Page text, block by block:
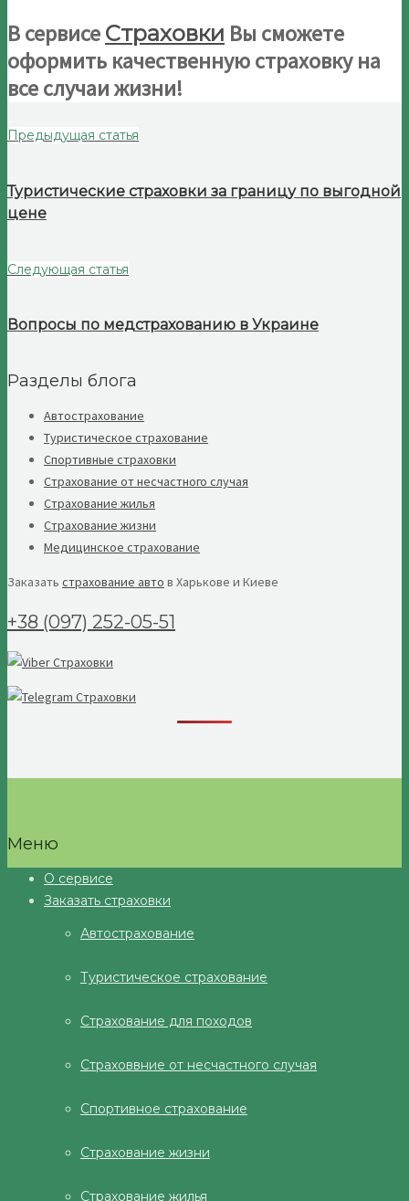
В сервисе Страховки Вы сможете
оформить качественную страховку на
все случаи жизни!
Предыдущая статья
Туристические страховки за границу по выгодной
цене
Следующая статья
Вопросы по медстрахованию в Украине
Разделы блога
Автострахование
Туристическое страхование
Спортивные страховки
Страхование от несчастного случая
Страхование жилья
Страхование жизни
Медицинское страхование
Заказать страхование авто в Харькове и Киеве
+38 (097) 252-05-51
Меню
О сервисе
Заказать страховки
Автострахование
Туристическое страхование
Страхование для походов
Страховвние от несчастного случая
Спортивное страхование
Страхование жизни
Страхование жилья